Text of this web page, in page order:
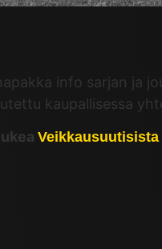
info sarjan ja
kaupallisessa